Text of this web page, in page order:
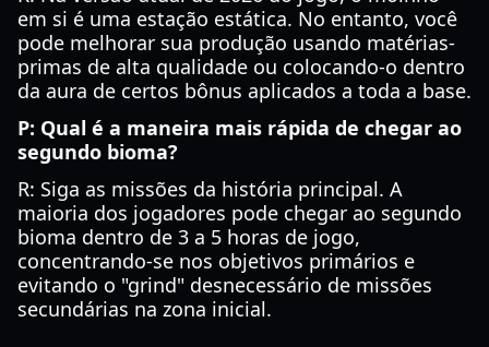
em si é uma estação estática. No entanto, você
pode melhorar sua produção usando matérias-
primas de alta qualidade ou colocando-o dentro
da aura de certos bônus aplicados a toda a base.
P: Qual é a maneira mais rápida de chegar ao
segundo bioma?
R: Siga as missões da história principal. A
maioria dos jogadores pode chegar ao segundo
bioma dentro de 3 a 5 horas de jogo,
concentrando-se nos objetivos primários e
evitando o "grind" desnecessário de missões
secundárias na zona inicial.